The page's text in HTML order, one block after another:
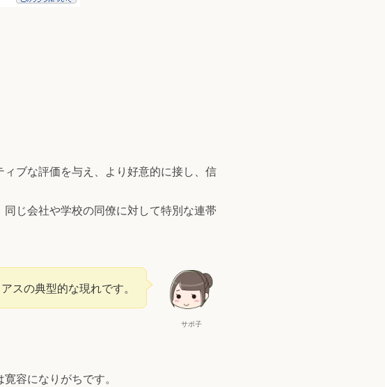
ブな評価を与え、より好意的に接し、信
じ会社や学校の同僚に対して特別な連帯
サポ子
スの典型的な現れです。
容になりがちです。